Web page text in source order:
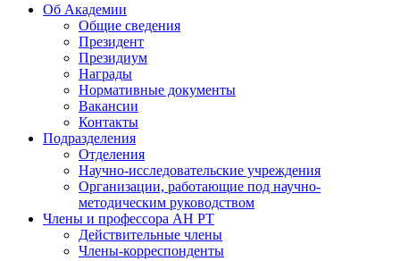
Об Академии
Общие сведения
Президент
Президиум
Награды
Нормативные документы
Вакансии
Контакты
Подразделения
Отделения
Научно-исследовательские учреждения
Организации, работающие под научно-
методическим руководством
Члены и профессора АН РТ
Действительные члены
Члены-корреспонденты